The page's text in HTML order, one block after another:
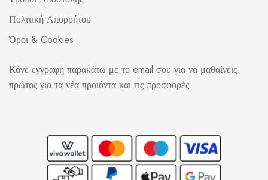
Πολιτική Απορρήτου
Όροι & Cookies
Κάνε εγγραφή παρακάτω με το email σου για να μαθαίνεις
πρώτος για τα νέα προιόντα και τις προσφορές.